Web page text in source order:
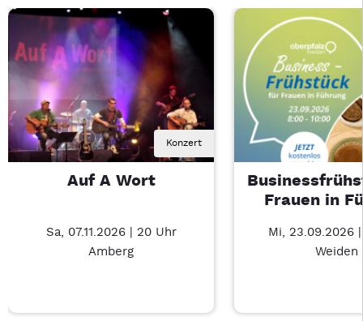
Konzert
Auf A Wort
Sa, 07.11.2026 | 20 Uhr
Amberg
Frauen in
Mi, 23.09.2026
Weiden